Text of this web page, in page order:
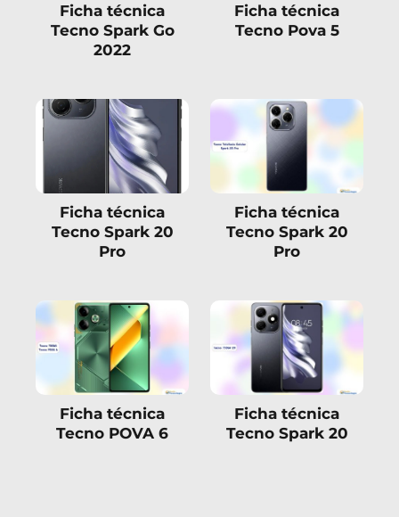
Ficha técnica
Tecno Spark Go
2022
Ficha técnica
Tecno Pova 5
Ficha técnica
Tecno Spark 20
Pro
Ficha técnica
Tecno Spark 20
Pro
Ficha técnica
Tecno POVA 6
Ficha técnica
Tecno Spark 20